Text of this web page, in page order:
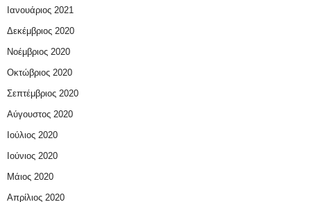
Ιανουάριος 2021
Δεκέμβριος 2020
Νοέμβριος 2020
Οκτώβριος 2020
Σεπτέμβριος 2020
Αύγουστος 2020
Ιούλιος 2020
Ιούνιος 2020
Μάιος 2020
Απρίλιος 2020